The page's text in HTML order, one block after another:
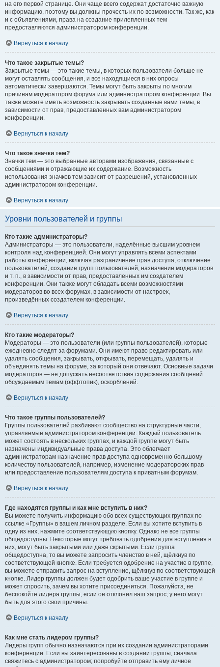
на его первой странице. Они чаще всего содержат достаточно важную
информацию, поэтому вы должны прочесть их по возможности. Так же, как
и с объявлениями, права на создание прилепленных тем
предоставляются администратором конференции.
Вернуться к началу
Что такое закрытые темы?
Закрытые темы — это такие темы, в которых пользователи больше не
могут оставлять сообщения, и все находящиеся в них опросы
автоматически завершаются. Темы могут быть закрыты по многим
причинам модератором форума или администратором конференции. Вы
также можете иметь возможность закрывать созданные вами темы, в
зависимости от прав, предоставленных вам администратором
конференции.
Вернуться к началу
Что такое значки тем?
Значки тем — это выбранные авторами изображения, связанные с
сообщениями и отражающие их содержание. Возможность
использования значков тем зависит от разрешений, установленных
администратором конференции.
Вернуться к началу
Уровни пользователей и группы
Кто такие администраторы?
Администраторы — это пользователи, наделённые высшим уровнем
контроля над конференцией. Они могут управлять всеми аспектами
работы конференции, включая разграничение прав доступа, отключение
пользователей, создание групп пользователей, назначение модераторов
и т. п., в зависимости от прав, предоставленных им создателем
конференции. Они также могут обладать всеми возможностями
модераторов во всех форумах, в зависимости от настроек,
произведённых создателем конференции.
Вернуться к началу
Кто такие модераторы?
Модераторы — это пользователи (или группы пользователей), которые
ежедневно следят за форумами. Они имеют право редактировать или
удалять сообщения, закрывать, открывать, перемещать, удалять и
объединять темы на форуме, за который они отвечают. Основные задачи
модераторов — не допускать несоответствия содержания сообщений
обсуждаемым темам (оффтопик), оскорблений.
Вернуться к началу
Что такое группы пользователей?
Группы пользователей разбивают сообщество на структурные части,
управляемые администратором конференции. Каждый пользователь
может состоять в нескольких группах, и каждой группе могут быть
назначены индивидуальные права доступа. Это облегчает
администраторам назначение прав доступа одновременно большому
количеству пользователей, например, изменение модераторских прав
или предоставление пользователям доступа к приватным форумам.
Вернуться к началу
Где находятся группы и как мне вступить в них?
Вы можете получить информацию обо всех существующих группах по
ссылке «Группы» в вашем личном разделе. Если вы хотите вступить в
одну из них, нажмите соответствующую кнопку. Однако не все группы
общедоступны. Некоторые могут требовать одобрения для вступления в
них, могут быть закрытыми или даже скрытыми. Если группа
общедоступна, то вы можете запросить членство в ней, щёлкнув по
соответствующей кнопке. Если требуется одобрение на участие в группе,
вы можете отправить запрос на вступление, щёлкнув по соответствующей
кнопке. Лидер группы должен будет одобрить ваше участие в группе и
может спросить, зачем вы хотите присоединиться. Пожалуйста, не
беспокойте лидера группы, если он отклонил ваш запрос; у него могут
быть для этого свои причины.
Вернуться к началу
Как мне стать лидером группы?
Лидеры групп обычно назначаются при их создании администраторами
конференции. Если вы заинтересованы в создании группы, сначала
свяжитесь с администратором; попробуйте отправить ему личное